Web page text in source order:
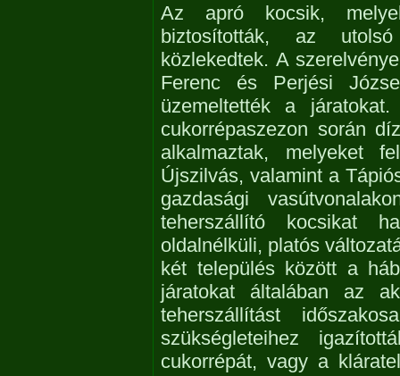
Az apró kocsik,
biztosították, az
közlekedtek. A
Ferenc és Perjési
üzemeltették a
cukorrépaszezon során
alkalmaztak, melyeket
Újszilvás, valamint a
gazdasági
teherszállító kocsikat
oldalnélküli, platós
két település között a
járatokat általában az
teherszállítást
szükségleteihez
cukorrépát, vagy a